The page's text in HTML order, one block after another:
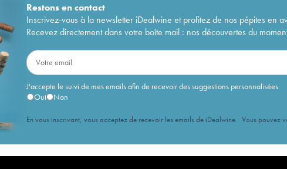
Restons encontact
Inscrivez-vous à la newsletter iDealwine et profitez de nos pépites en
Recevez directement dans votre boîte mail : nos découvertes du
J'accepte le suivi de mes emails afin de recevoir des suggestions personnalisées
Oui
Non
En vous inscrivant, vous acceptez de recevoir les emails de iDealwine. Vous pouvez